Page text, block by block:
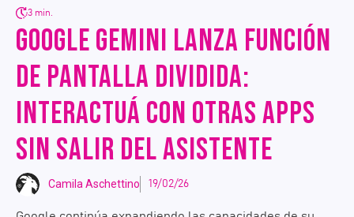
3 min.
GOOGLE GEMINI LANZA FUNCIÓN
DE PANTALLA DIVIDIDA:
INTERACTUÁ CON OTRAS APPS
SIN SALIR DEL ASISTENTE
Camila Aschettino 19/02/26